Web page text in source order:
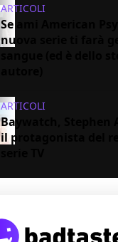
ARTICOLI
Se ami American
nuova serie ti farà
ARTICOLI
Baywatch, Stephen
il protagonista del